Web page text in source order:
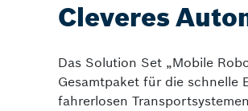
Cleveres
Das Solution Set „Mobile
Gesamtpaket für die schnelle
fahrerlosen